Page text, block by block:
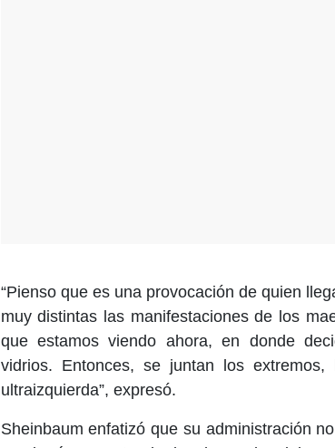
“Pienso que es una provocación de quien
muy distintas las manifestaciones de los
que estamos viendo ahora, en donde
vidrios. Entonces, se juntan los
ultraizquierda”, expresó.
Sheinbaum enfatizó que su administración